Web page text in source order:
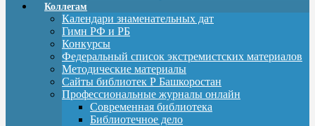
Коллегам
Календари знаменательных дат
Гимн РФ и РБ
Конкурсы
Федеральный список экстремистских материалов
Методические материалы
Сайты библиотек Р Башкоростан
Профессиональные журналы онлайн
Современная библиотека
Библиотечное дело